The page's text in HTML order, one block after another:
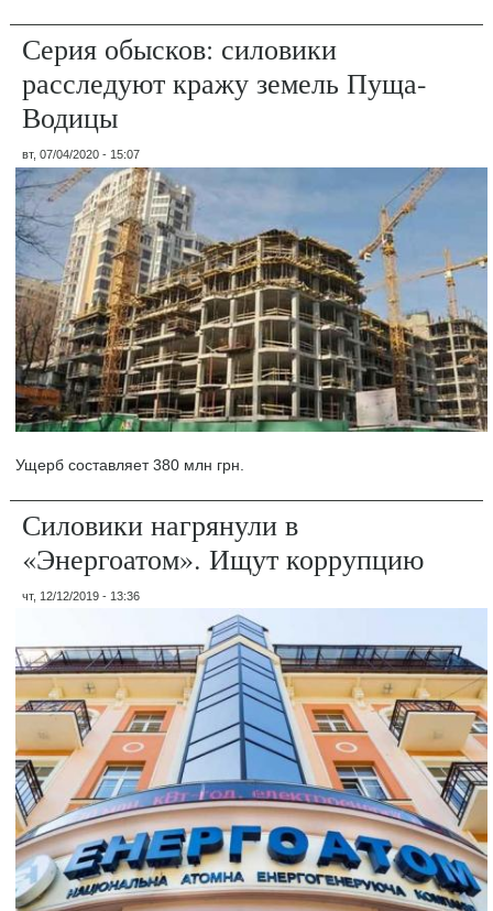
Серия обысков: силовики
расследуют кражу земель Пуща-
Водицы
вт, 07/04/2020 - 15:07
Ущерб составляет 380 млн грн.
Силовики нагрянули в
«Энергоатом». Ищут коррупцию
чт, 12/12/2019 - 13:36